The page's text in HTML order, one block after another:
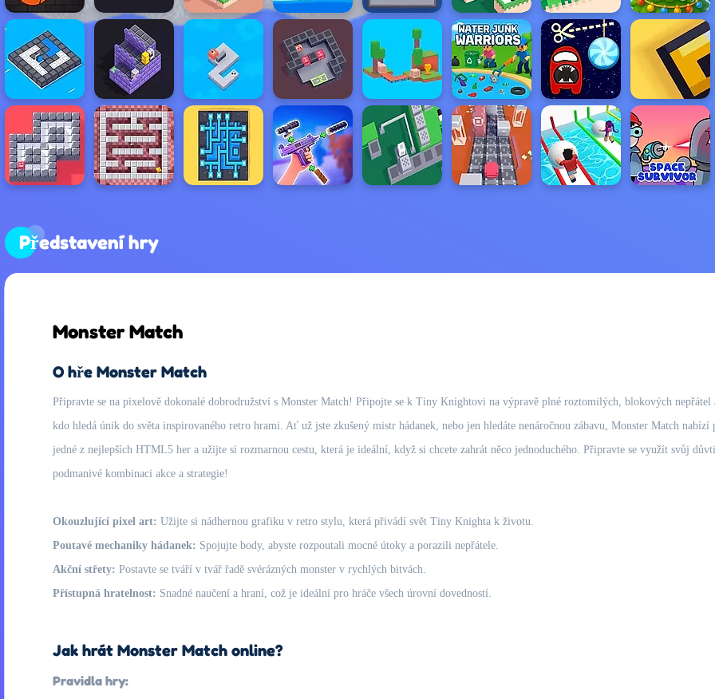
Představení hry
Monster Match
O hře Monster Match
Připravte se na pixelově dokonalé dobrodružství s Monster Match! Připojte se k Tiny Knightovi na výpravě plné roztomilých, blokových
kdo hledá únik do světa inspirovaného retro hrami. Ať už jste zkušený mistr hádanek, nebo jen hledáte nenáročnou zábavu, Monster Match
jedné z nejlepších HTML5 her a užijte si rozmarnou cestu, která je ideální, když si chcete zahrát něco jednoduchého. Připravte se využít svůj
podmanivé kombinaci akce a strategie!
Okouzlující pixel art: Užijte si nádhernou grafiku v retro stylu, která přivádí svět Tiny Knighta k životu.
Poutavé mechaniky hádanek: Spojujte body, abyste rozpoutali mocné útoky a porazili nepřátele.
Akční střety: Postavte se tváří v tvář řadě svérázných monster v rychlých bitvách.
Přístupná hratelnost: Snadné naučení a hraní, což je ideální pro hráče všech úrovní dovedností.
Jak hrát Monster Match online?
Pravidla hry: